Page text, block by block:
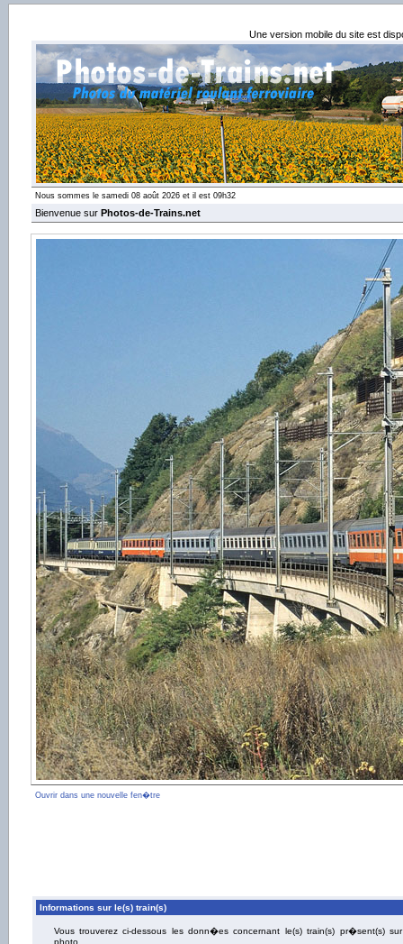
Une version mobile du site est
Nous sommes le samedi 08 août 2026 et il est 09h32
Bienvenue sur Photos-de-Trains.net
Ouvrir dans une nouvelle fen�tre
Informations sur le(s) train(s)
Vous trouverez ci-dessous les donn�es concernant le(s) train(s) pr�sent(s)
photo.